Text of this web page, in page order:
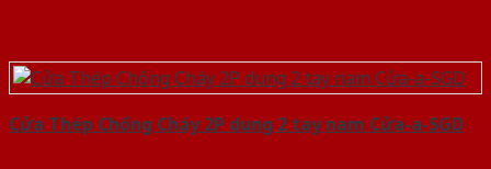
Cửa Thép Chống Cháy 2P dung 2 tay nam Cửa-a-SGD